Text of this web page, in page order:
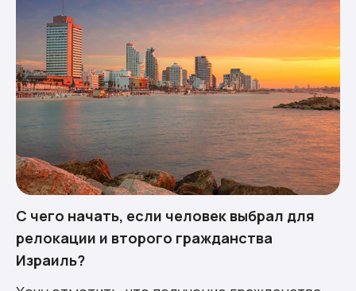
С чего начать, если человек выбрал для
релокации и второго гражданства
Израиль?